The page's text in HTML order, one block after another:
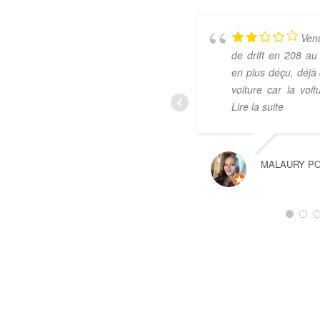
de drift en 208
en plus déçu,
voiture car la
Lire la suite
MALAURY